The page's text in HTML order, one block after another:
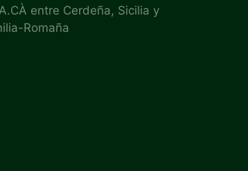
entre Cerdeña, Sicilia y
Romaña